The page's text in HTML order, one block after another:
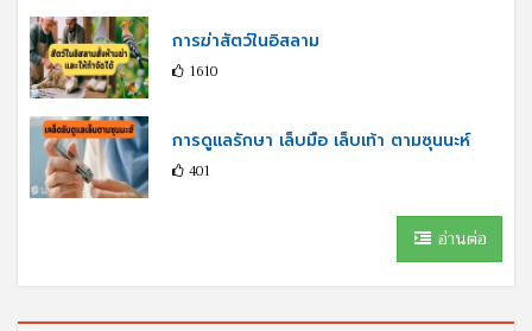
การฆ่าสัตว์ในอิสลาม
1610
การดูแลรักษา เล็บมือ เล็บเท้า ตามซุนนะห์
401
อ่านต่อ